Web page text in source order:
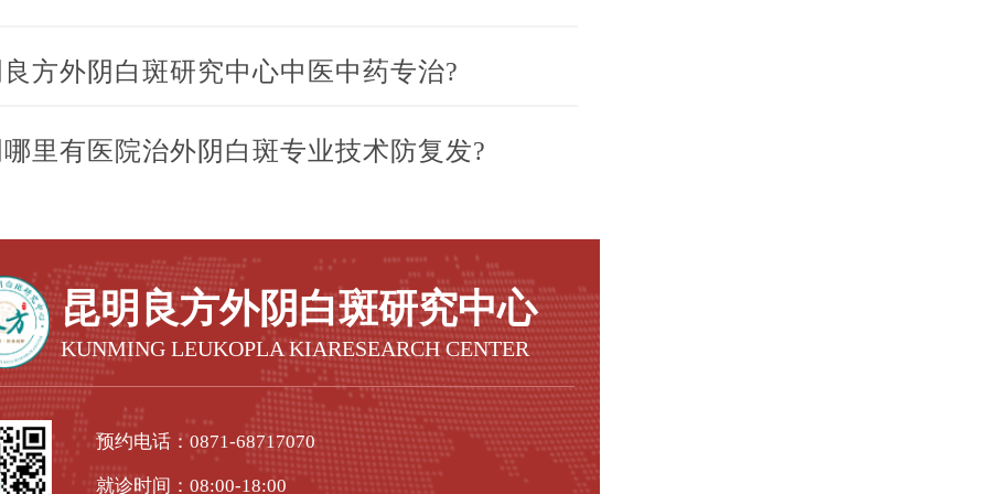
方外阴白斑研究中心中医中药专治?
里有医院治外阴白斑专业技术防复发?
昆明良方外阴白斑研究中心
KUNMING LEUKOPLA KIARESEARCH CENTER
预约电话：0871-68717070
就诊时间：08:00-18:00